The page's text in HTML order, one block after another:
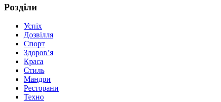
Розділи
Успіх
Дозвілля
Спорт
Здоров’я
Краса
Стиль
Мандри
Ресторани
Техно